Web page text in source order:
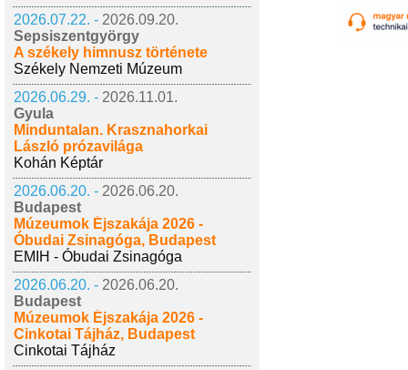
2026.07.22. - 2026.09.20.
Sepsiszentgyörgy
A székely himnusz története
Székely Nemzeti Múzeum
2026.06.29. - 2026.11.01.
Gyula
Minduntalan. Krasznahorkai
László prózavilága
Kohán Képtár
2026.06.20. - 2026.06.20.
Budapest
Múzeumok Éjszakája 2026 -
Óbudai Zsinagóga, Budapest
EMIH - Óbudai Zsinagóga
2026.06.20. - 2026.06.20.
Budapest
Múzeumok Éjszakája 2026 -
Cinkotai Tájház, Budapest
Cinkotai Tájház